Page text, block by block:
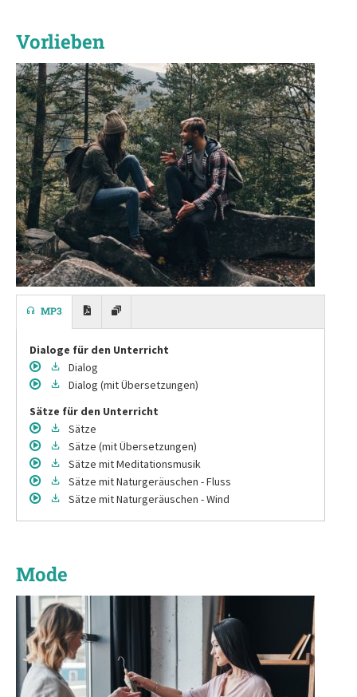
Vorlieben
MP3
Dialoge für den Unterricht
Dialog
Dialog (mit Übersetzungen)
Sätze für den Unterricht
Sätze
Sätze (mit Übersetzungen)
Sätze mit Meditationsmusik
Sätze mit Naturgeräuschen - Fluss
Sätze mit Naturgeräuschen - Wind
Mode